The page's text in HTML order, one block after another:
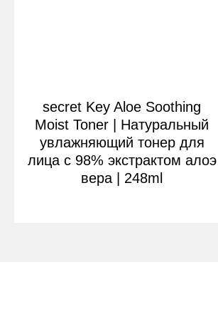
secret Key Aloe Soothing
Moist Toner | Натуральный
увлажняющий тонер для
лица с 98% экстрактом алоэ
вера | 248ml